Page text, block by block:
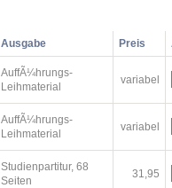
Ausgabe Preis
AuffÃ¼hrungs-
Leihmaterial
variabel
AuffÃ¼hrungs-
Leihmaterial
variabel
Studienpartitur, 68
Seiten
31,95